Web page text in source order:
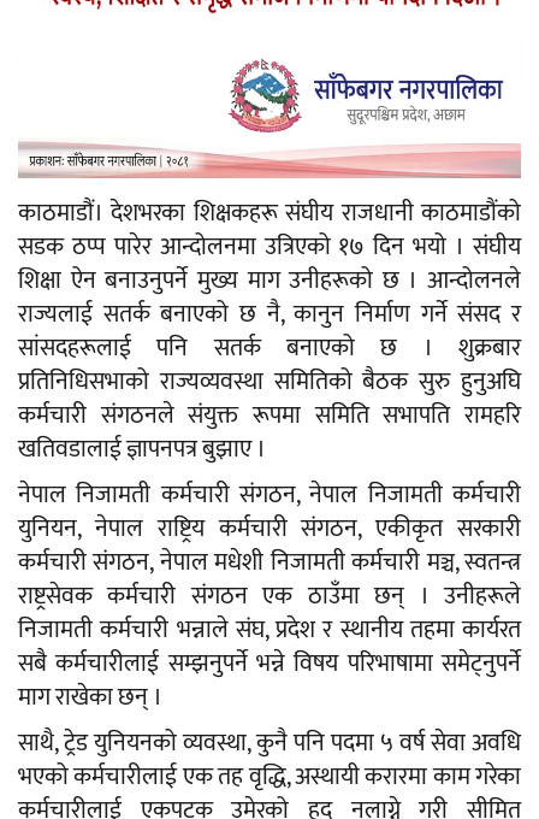
काठमाडौं। देशभरका शिक्षकहरू संघीय राजधानी काठमाडौंको
सडक ठप्प पारेर आन्दोलनमा उत्रिएको १७ दिन भयो । संघीय
शिक्षा ऐन बनाउनुपर्ने मुख्य माग उनीहरूको छ । आन्दोलनले
राज्यलाई सतर्क बनाएको छ नै, कानुन निर्माण गर्ने संसद र
सांसदहरूलाई पनि सतर्क बनाएको छ । शुक्रबार
प्रतिनिधिसभाको राज्यव्यवस्था समितिको बैठक सुरु हुनुअघि
कर्मचारी संगठनले संयुक्त रूपमा समिति सभापति रामहरि
खतिवडालाई ज्ञापनपत्र बुझाए ।
नेपाल निजामती कर्मचारी संगठन, नेपाल निजामती कर्मचारी
युनियन, नेपाल राष्ट्रिय कर्मचारी संगठन, एकीकृत सरकारी
कर्मचारी संगठन, नेपाल मधेशी निजामती कर्मचारी मञ्च, स्वतन्त्र
राष्ट्रसेवक कर्मचारी संगठन एक ठाउँमा छन् । उनीहरूले
निजामती कर्मचारी भन्नाले संघ, प्रदेश र स्थानीय तहमा कार्यरत
सबै कर्मचारीलाई सम्झनुपर्ने भन्ने विषय परिभाषामा समेट्नुपर्ने
माग राखेका छन् ।
साथै, ट्रेड युनियनको व्यवस्था, कुनै पनि पदमा ५ वर्ष सेवा अवधि
भएको कर्मचारीलाई एक तह वृद्धि, अस्थायी करारमा काम गरेका
कर्मचारीलाई एकपटक उमेरको हद नलाग्ने गरी सीमित